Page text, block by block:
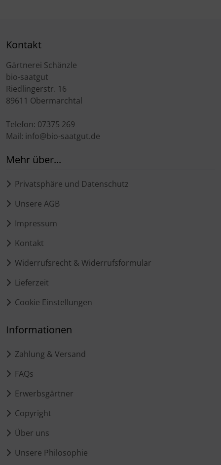
Kontakt
Gärtnerei Schänzle
bio-saatgut
Riedlingerstr. 16
89611 Obermarchtal
Telefon: 07375 269
Mail: info@bio-saatgut.de
Mehr über...
Privatsphäre und Datenschutz
Unsere AGB
Impressum
Kontakt
Widerrufsrecht & Widerrufsformular
Lieferzeit
Cookie Einstellungen
Informationen
Zahlung & Versand
FAQs
Erwerbsgärtner
Copyright
Über uns
Unsere Philosophie